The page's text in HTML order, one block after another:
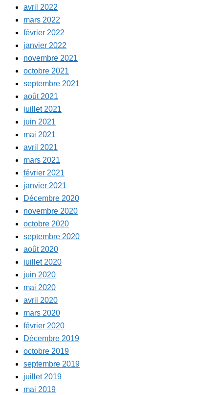
avril 2022
mars 2022
février 2022
janvier 2022
novembre 2021
octobre 2021
septembre 2021
août 2021
juillet 2021
juin 2021
mai 2021
avril 2021
mars 2021
février 2021
janvier 2021
Décembre 2020
novembre 2020
octobre 2020
septembre 2020
août 2020
juillet 2020
juin 2020
mai 2020
avril 2020
mars 2020
février 2020
Décembre 2019
octobre 2019
septembre 2019
juillet 2019
mai 2019